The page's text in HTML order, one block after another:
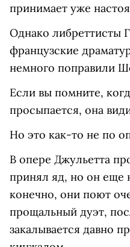
принимает уже
Однако либреттисты
французские
немного поправили
Если вы помните,
просыпается, она
Но это как-то не по
В опере Джульетта
принял яд, но он еще
конечно, они поют
прощальный дуэт,
закалывается давно